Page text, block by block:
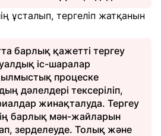
ұсталып, тергеліп жатқанын
барлық қажетті тергеу
іс-шаралар
процеске
дәлелдері тексеріліп,
жинақталуда. Тергеу
барлық мән-жайларын
зерделеуде. Толық және